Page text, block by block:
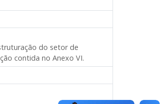
do setor de
contida no Anexo VI.